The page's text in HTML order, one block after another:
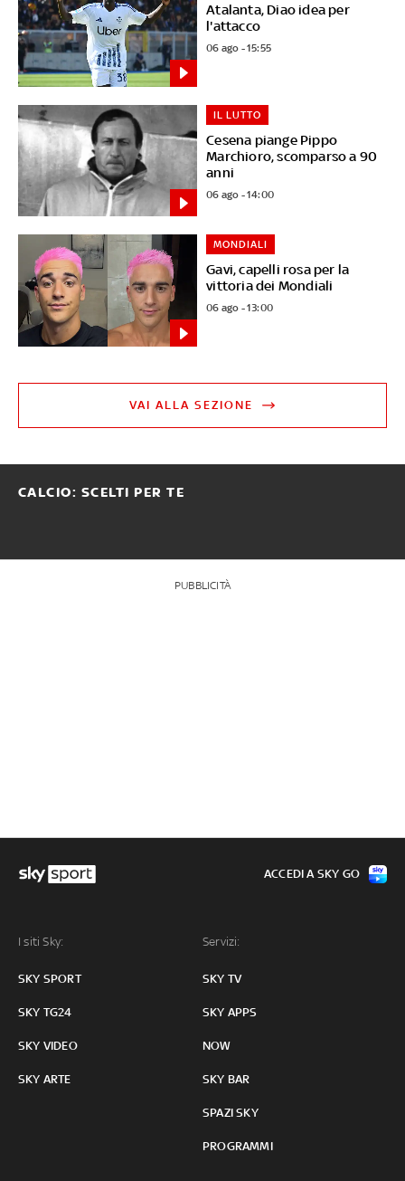
Atalanta, Diao idea per
l'attacco
06 ago - 15:55
Cesena piange Pippo
Marchioro, scomparso a 90
anni
IL LUTTO
06 ago - 14:00
Gavi, capelli rosa per la
vittoria dei Mondiali
MONDIALI
06 ago - 13:00
VAI ALLA SEZIONE
CALCIO: SCELTI PER TE
PUBBLICITÀ
I siti Sky:
SKY SPORT
SKY TG24
SKY VIDEO
SKY ARTE
Servizi:
SKY TV
SKY APPS
NOW
SKY BAR
SPAZI SKY
PROGRAMMI
ACCEDI A SKY GO